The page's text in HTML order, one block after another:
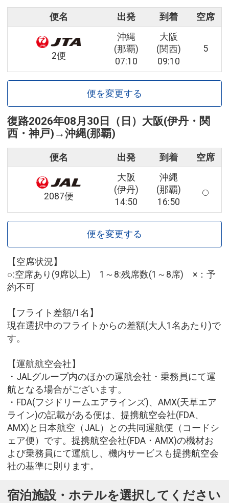
便名 出発 到着 空席
2便
沖縄
(那覇)
07:10
大阪
(関西)
09:10
5
便を変更する
復路2026年08月30日（日） 大阪(伊丹・関
西・神戸) →沖縄(那覇)
便名 出発 到着 空席
2087便
大阪
(伊丹)
14:50
沖縄
(那覇)
16:50
便を変更する
【空席状況】
○:空席あり(9席以上) 1～8:残席数(1～8席) ×：予
約不可
【フライト差額/1名】
現在選択中のフライトからの差額(大人1名あたり)で
す。
【運航航空会社】
・JALグループ内のほかの運航会社・乗務員にて運
航となる場合がございます。
・FDA(フジドリームエアラインズ)、AMX(天草エア
ライン)の記載がある便は、提携航空会社(FDA、
AMX)と日本航空（JAL）との共同運航便（コードシ
ェア便）です。提携航空会社(FDA・AMX)の機材お
よび乗務員にて運航し、機内サービスも提携航空会
社の基準に則ります。
宿泊施設・ホテルを選択してください